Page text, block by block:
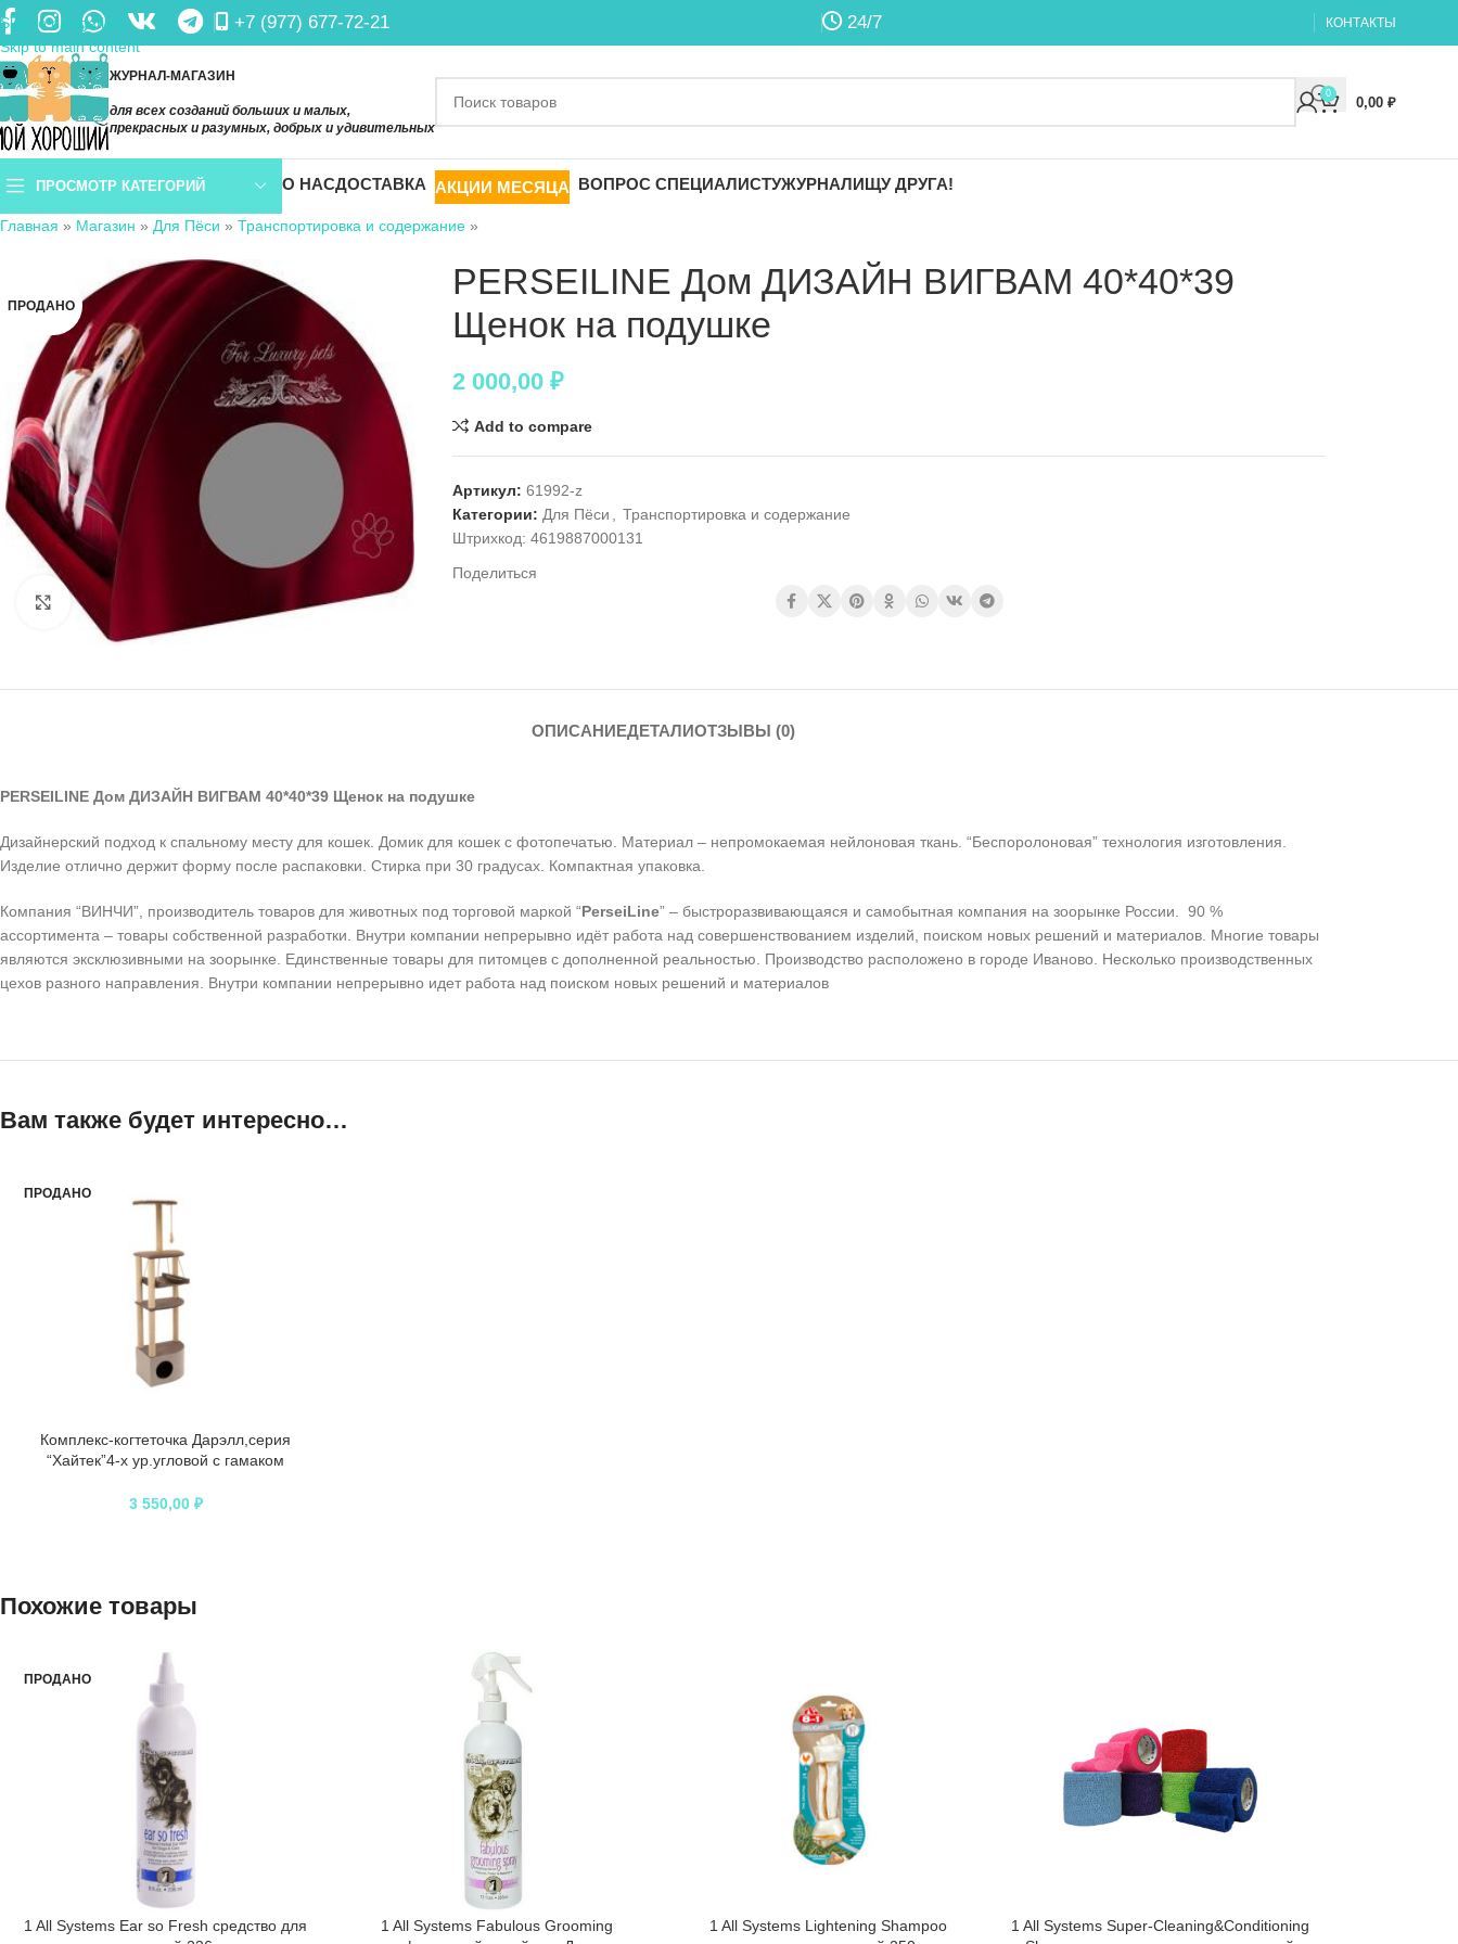
Skip to navigation
Skip to main content
+7 (977) 677-72-21 24/7 КОНТАКТЫ
ЖУРНАЛ-МАГАЗИН
для всех созданий больших и малых,
прекрасных и разумных, добрых и удивительных
0
0,00 ₽
ПРОСМОТР КАТЕГОРИЙ О НАСДОСТАВКА АКЦИИ МЕСЯЦА ВОПРОС СПЕЦИАЛИСТУЖУРНАЛИЩУ ДРУГА!
Главная » Магазин » Для Пёси » Транспортировка и содержание »
ПРОДАНО
Нажмите, чтобы увеличить
PERSEILINE Дом ДИЗАЙН ВИГВАМ 40*40*39
Щенок на подушке
2 000,00₽
Add to compare
Артикул:61992-z
Категории: Для Пёси
Транспортировка и содержание
Штрихкод:4619887000131
Поделиться
ОПИСАНИЕДЕТАЛИОТЗЫВЫ (0)
PERSEILINE Дом ДИЗАЙН ВИГВАМ 40*40*39 Щенок на подушке
Дизайнерский подход к спальному месту для кошек. Домик для кошек с фотопечатью. Материал – непромокаемая нейлоновая ткань. “Беспоролоновая” технология изготовления.
Изделие отлично держит форму после распаковки. Стирка при 30 градусах. Компактная упаковка.
Компания “ВИНЧИ”, производитель товаров для животных под торговой маркой “PerseiLine” – быстроразвивающаяся и самобытная компания на зоорынке России. 90 %
ассортимента – товары собственной разработки. Внутри компании непрерывно идёт работа над совершенствованием изделий, поиском новых решений и материалов. Многие товары
являются эксклюзивными на зоорынке. Единственные товары для питомцев с дополненной реальностью. Производство расположено в городе Иваново. Несколько производственных
цехов разного направления. Внутри компании непрерывно идет работа над поиском новых решений и материалов
Вам также будет интересно…
ПРОДАНО
Комплекс-когтеточка Дарэлл,серия
“Хайтек”4-х ур.угловой с гамаком
3 550,00 ₽
Похожие товары
ПРОДАНО
1 All Systems Ear so Fresh средство для
1 All Systems Fabulous Grooming
1 All Systems Lightening Shampoo
1 All Systems Super-Cleaning&Conditioning